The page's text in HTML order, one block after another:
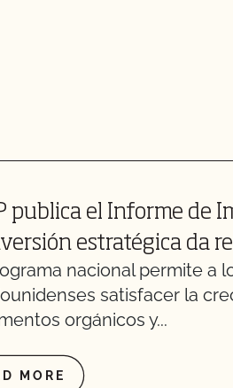
publica el Informe de
estratégica da
nacional permite a
satisfacer la
orgánicos y...
MORE